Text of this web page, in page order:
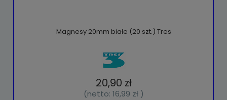
Magnesy 20mm białe (20 szt.) Tres
20,90 zł
(netto: 16,99 zł)